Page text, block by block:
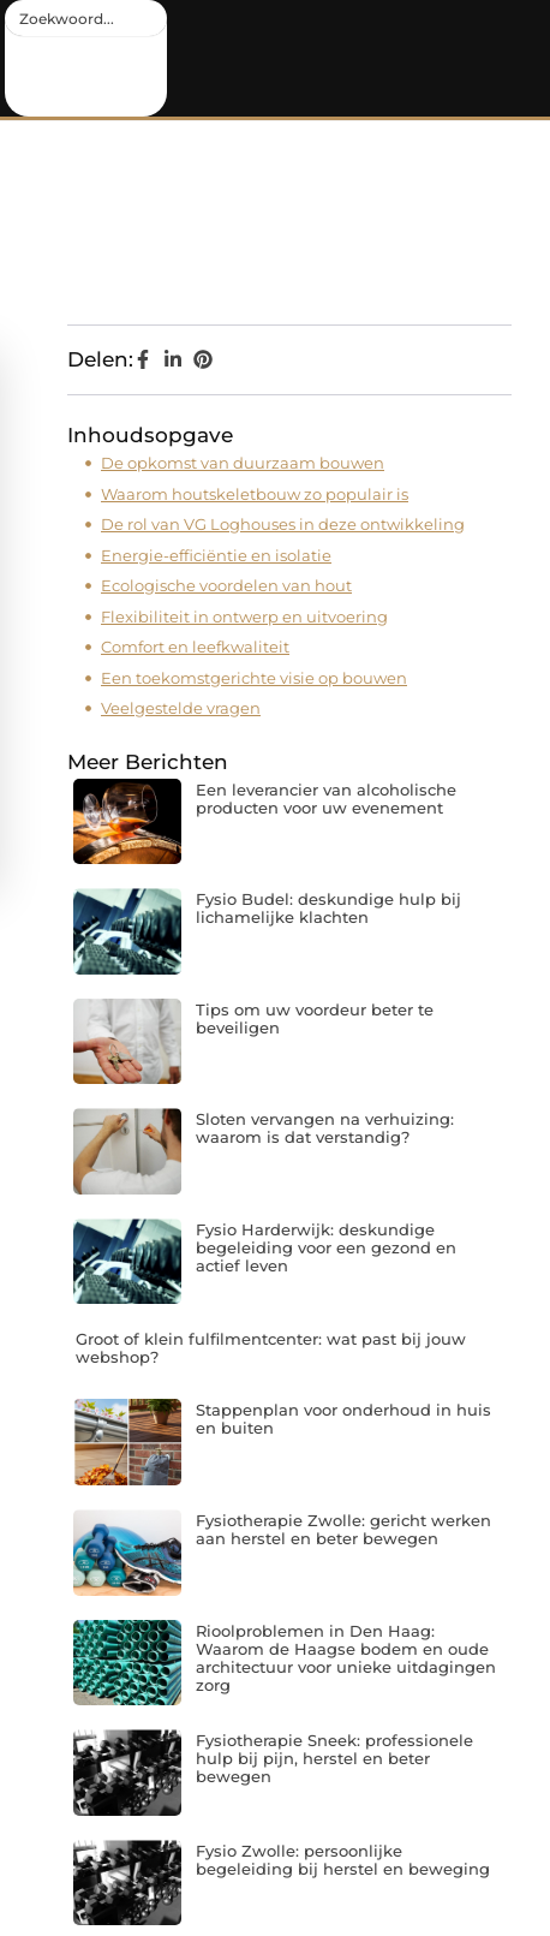
Delen:
Inhoudsopgave
De opkomst van duurzaam bouwen
Waarom houtskeletbouw zo populair is
De rol van VG Loghouses in deze ontwikkeling
Energie-efficiëntie en isolatie
Ecologische voordelen van hout
Flexibiliteit in ontwerp en uitvoering
Comfort en leefkwaliteit
Een toekomstgerichte visie op bouwen
Veelgestelde vragen
Meer Berichten
Een leverancier van alcoholische
producten voor uw evenement
Fysio Budel: deskundige hulp bij
lichamelijke klachten
Tips om uw voordeur beter te
beveiligen
Sloten vervangen na verhuizing:
waarom is dat verstandig?
Fysio Harderwijk: deskundige
begeleiding voor een gezond en
actief leven
Groot of klein fulfilmentcenter: wat past bij jouw
webshop?
Stappenplan voor onderhoud in huis
en buiten
Fysiotherapie Zwolle: gericht werken
aan herstel en beter bewegen
Rioolproblemen in Den Haag:
Waarom de Haagse bodem en oude
architectuur voor unieke uitdagingen
zorg
Fysiotherapie Sneek: professionele
hulp bij pijn, herstel en beter
bewegen
Fysio Zwolle: persoonlijke
begeleiding bij herstel en beweging